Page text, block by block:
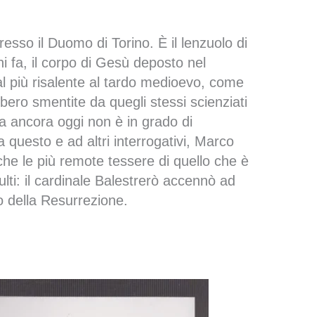
il Duomo di Torino. È il lenzuolo di
fa, il corpo di Gesù deposto nel
più risalente al tardo medioevo, come
smentite da quegli stessi scienziati
ancora oggi non è in grado di
questo e ad altri interrogativi, Marco
le più remote tessere di quello che è
il cardinale Balestrerò accennò ad
Resurrezione.